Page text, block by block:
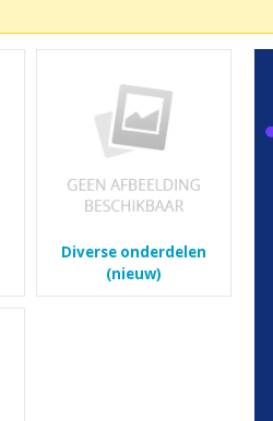
Diverse onderdelen
(nieuw)